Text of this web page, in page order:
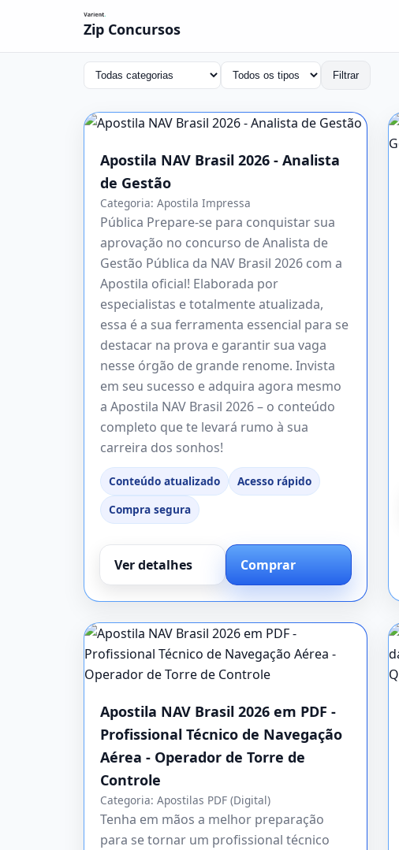
Zip Concursos
Filtrar
Apostila NAV Brasil 2026 - Analista
de Gestão
Categoria: Apostila Impressa
Pública Prepare-se para conquistar sua
aprovação no concurso de Analista de
Gestão Pública da NAV Brasil 2026 com a
Apostila oficial! Elaborada por
especialistas e totalmente atualizada,
essa é a sua ferramenta essencial para se
destacar na prova e garantir sua vaga
nesse órgão de grande renome. Invista
em seu sucesso e adquira agora mesmo
a Apostila NAV Brasil 2026 – o conteúdo
completo que te levará rumo à sua
carreira dos sonhos!
Conteúdo atualizado
Acesso rápido
Compra segura
Ver detalhes Comprar
Apostila NAV Brasil 2026 em PDF -
Profissional Técnico de Navegação
Aérea - Operador de Torre de
Controle
Categoria: Apostilas PDF (Digital)
Tenha em mãos a melhor preparação
para se tornar um profissional técnico